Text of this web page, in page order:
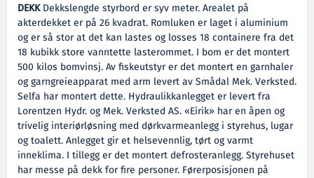
DEKKDekkslengde styrbord er syv meter. Arealet på
akterdekket er på 26 kvadrat. Romluken er laget i aluminium
og er så stor at det kan lastes og losses 18 containere fra det
18 kubikk store vanntette lasterommet. I bom er det montert
500 kilos bomvinsj. Av fiskeutstyr er det montert en garnhaler
og garngreieapparat med arm levert av Smådal Mek. Verksted.
Selfa har montert dette. Hydraulikkanlegget er levert fra
Lorentzen Hydr. og Mek. Verksted AS. «Eirik» har en åpen og
trivelig interiørløsning med dørkvarmeanlegg i styrehus, lugar
og toalett. Anlegget gir et helsevennlig, tørt og varmt
inneklima. I tillegg er det montert defrosteranlegg. Styrehuset
har messe på dekk for fire personer. Førerposisjonen på